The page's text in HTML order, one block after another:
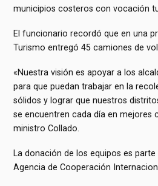
municipios costeros con vocación
El funcionario recordó que en una
Turismo entregó 45 camiones de
«Nuestra visión es apoyar a los
para que puedan trabajar en la
sólidos y lograr que nuestros
se encuentren cada día en mejores
ministro Collado.
La donación de los equipos es
Agencia de Cooperación